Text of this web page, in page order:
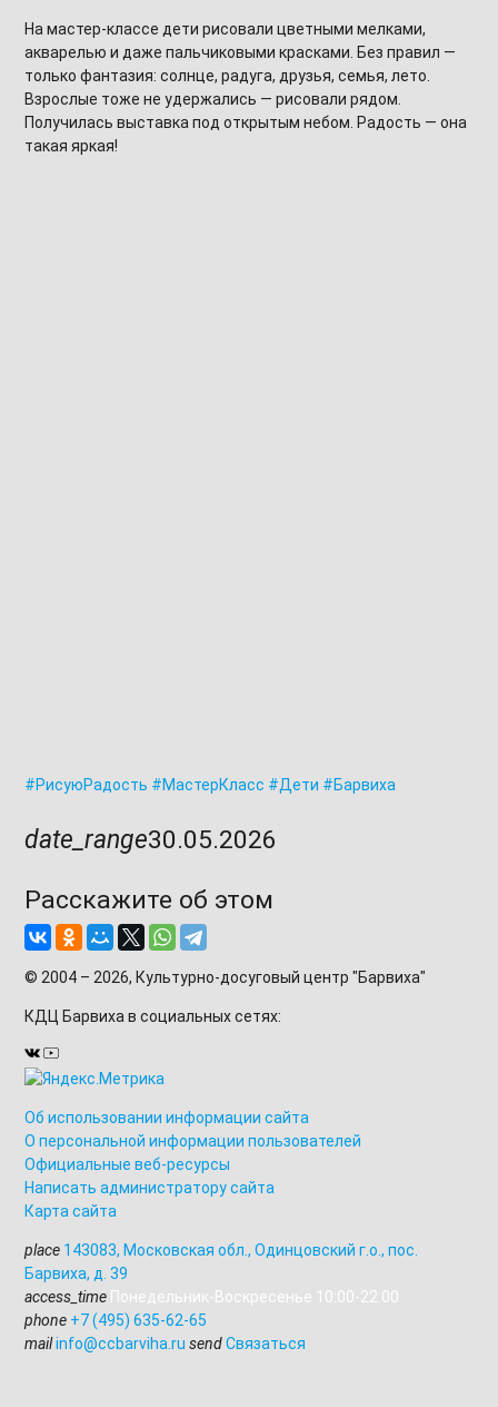
На мастер-классе дети рисовали цветными мелками,
акварелью и даже пальчиковыми красками. Без правил —
только фантазия: солнце, радуга, друзья, семья, лето.
Взрослые тоже не удержались — рисовали рядом.
Получилась выставка под открытым небом. Радость — она
такая яркая!
#РисуюРадость #МастерКласс #Дети #Барвиха
date_range30.05.2026
Расскажите об этом
© 2004 – 2026, Культурно-досуговый центр "Барвиха"
КДЦ Барвихав социальных сетях:
Об использовании информации сайта
О персональной информации пользователей
Официальные веб-ресурсы
Написать администратору сайта
Карта сайта
place 143083, Московская обл., Одинцовский г.о.,пос.
Барвиха, д. 39
access_time Понедельник-Воскресенье 10:00-22:00
phone +7 (495) 635-62-65
mailinfo@ccbarviha.rusend Связаться